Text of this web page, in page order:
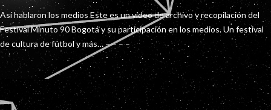
Así hablaron los medios Este es un vídeo de archivo y recopilación del
Festival Minuto 90 Bogotá y su participación en los medios. Un festival
de cultura de fútbol y más… – – – –